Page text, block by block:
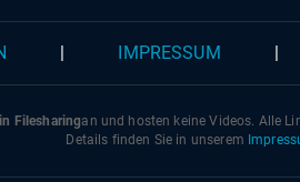
IMPRESSUM
Filesharingan und hosten keine Videos. Alle
Details finden Sie in unserem